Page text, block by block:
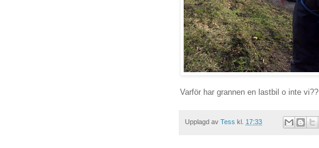
Varför har grannen en lastbil o inte vi??
Upplagd av Tess kl. 17:33